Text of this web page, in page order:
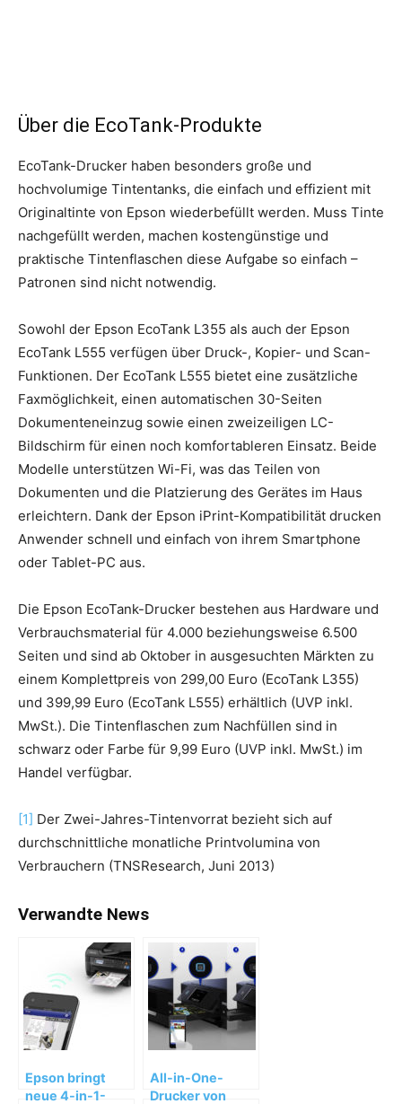
Über die EcoTank-Produkte
EcoTank-Drucker haben besonders große und
hochvolumige Tintentanks, die einfach und effizient mit
Originaltinte von Epson wiederbefüllt werden. Muss Tinte
nachgefüllt werden, machen kostengünstige und
praktische Tintenflaschen diese Aufgabe so einfach –
Patronen sind nicht notwendig.
Sowohl der Epson EcoTank L355 als auch der Epson
EcoTank L555 verfügen über Druck-, Kopier- und Scan-
Funktionen. Der EcoTank L555 bietet eine zusätzliche
Faxmöglichkeit, einen automatischen 30-Seiten
Dokumenteneinzug sowie einen zweizeiligen LC-
Bildschirm für einen noch komfortableren Einsatz. Beide
Modelle unterstützen Wi-Fi, was das Teilen von
Dokumenten und die Platzierung des Gerätes im Haus
erleichtern. Dank der Epson iPrint-Kompatibilität drucken
Anwender schnell und einfach von ihrem Smartphone
oder Tablet-PC aus.
Die Epson EcoTank-Drucker bestehen aus Hardware und
Verbrauchsmaterial für 4.000 beziehungsweise 6.500
Seiten und sind ab Oktober in ausgesuchten Märkten zu
einem Komplettpreis von 299,00 Euro (EcoTank L355)
und 399,99 Euro (EcoTank L555) erhältlich (UVP inkl.
MwSt.). Die Tintenflaschen zum Nachfüllen sind in
schwarz oder Farbe für 9,99 Euro (UVP inkl. MwSt.) im
Handel verfügbar.
[1] Der Zwei-Jahres-Tintenvorrat bezieht sich auf
durchschnittliche monatliche Printvolumina von
Verbrauchern (TNSResearch, Juni 2013)
Verwandte News
Epson bringt
neue 4-in-1-
All-in-One-
Drucker von